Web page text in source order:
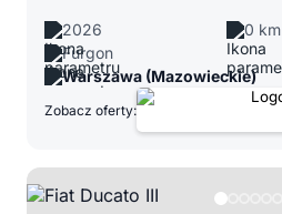
2026
0 km
Furgon
Warszawa (Mazowieckie)
Zobacz oferty: